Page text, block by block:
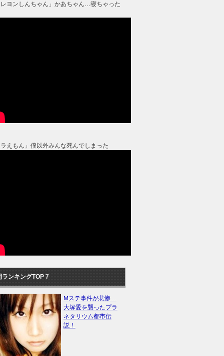
ヨンしんちゃん」かあちゃん…寝ちゃった
えもん」僕以外みんな死んでしまった
ランキングTOP７
Mステ事件が悲惨…
大塚愛を襲ったプラ
ネタリウム都市伝
説！